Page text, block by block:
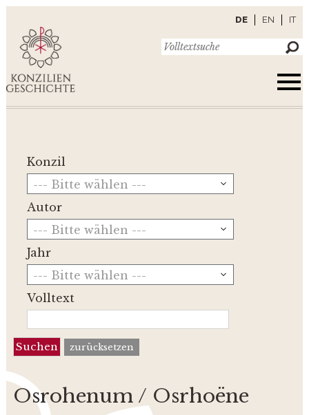
DE EN IT
Konzil
--- Bitte wählen ---
Autor
--- Bitte wählen ---
Jahr
--- Bitte wählen ---
Volltext
zurücksetzen
Osrohenum / Osrhoëne